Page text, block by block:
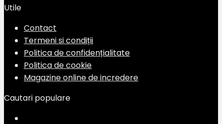
Utile
Contact
Termeni si condiții
Politica de confidențialitate
Politica de cookie
Magazine online de incredere
Cautari populare